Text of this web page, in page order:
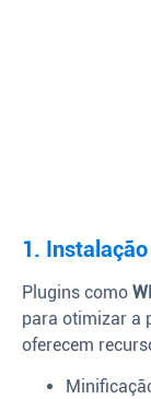
1.
Plugins como
para otimizar a
oferecem